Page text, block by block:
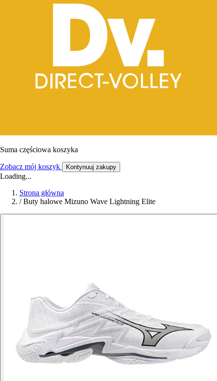
Suma częściowa koszyka
Zobacz mój koszyk Kontynuuj zakupy
Loading...
Strona główna
/ Buty halowe Mizuno Wave Lightning Elite